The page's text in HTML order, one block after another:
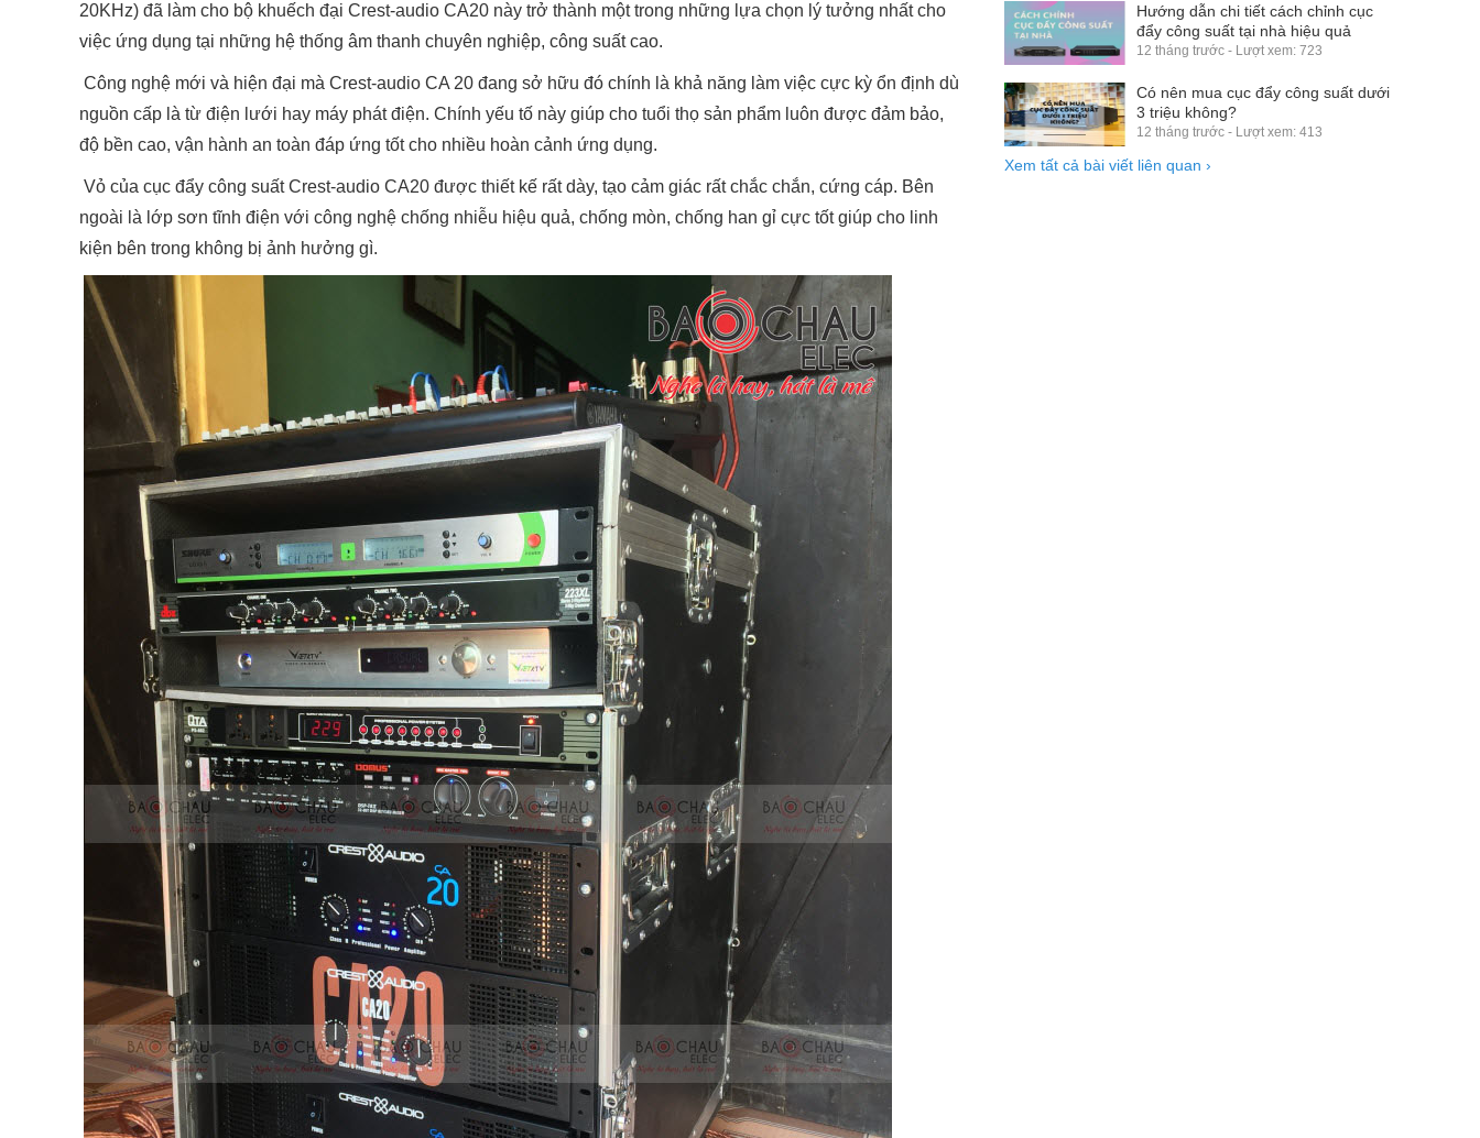
20KHz) đã làm cho bộ khuếch đại Crest-audio CA20 này trở thành một trong những lựa chọn lý tưởng nhất cho
việc ứng dụng tại những hệ thống âm thanh chuyên nghiệp, công suất cao.
Công nghệ mới và hiện đại mà Crest-audio CA 20 đang sở hữu đó chính là khả năng làm việc cực kỳ ổn định dù
nguồn cấp là từ điện lưới hay máy phát điện. Chính yếu tố này giúp cho tuổi thọ sản phẩm luôn được đảm bảo,
độ bền cao, vận hành an toàn đáp ứng tốt cho nhiều hoàn cảnh ứng dụng.
Vỏ của cục đẩy công suất Crest-audio CA20 được thiết kế rất dày, tạo cảm giác rất chắc chắn, cứng cáp. Bên
ngoài là lớp sơn tĩnh điện với công nghệ chống nhiễu hiệu quả, chống mòn, chống han gỉ cực tốt giúp cho linh
kiện bên trong không bị ảnh hưởng gì.
Hướng dẫn chi tiết cách chỉnh cục
đẩy công suất tại nhà hiệu quả
12 tháng trước - Lượt xem: 723
Có nên mua cục đẩy công suất dưới
3 triệu không?
12 tháng trước - Lượt xem: 413
Xem tất cả bài viết liên quan ›